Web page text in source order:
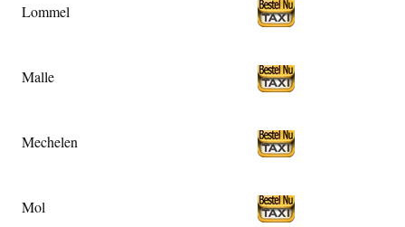
Lommel
Malle
Mechelen
Mol